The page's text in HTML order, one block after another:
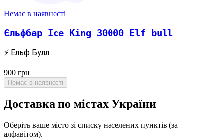
Немає в наявності
Єльфбар Ice King 30000 Elf bull
⚡ Ельф Булл
900 грн
Немає в наявності
Доставка по містах України
Оберіть ваше місто зі списку населених пунктів (за
алфавітом).